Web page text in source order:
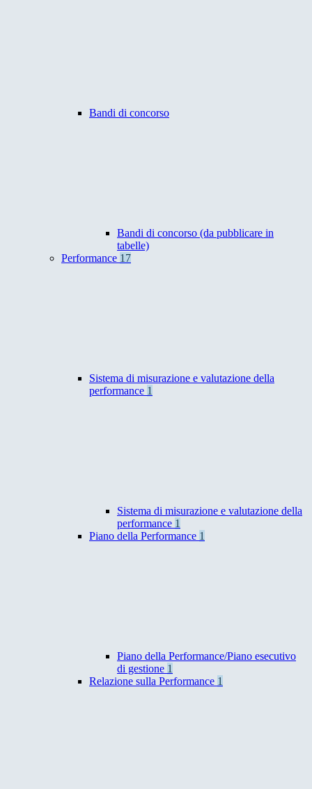
Bandi di concorso
Bandi di concorso (da pubblicare in
tabelle)
Performance 17
Sistema di misurazione e valutazione della
performance 1
Sistema di misurazione e valutazione della
performance 1
Piano della Performance 1
Piano della Performance/Piano esecutivo
di gestione 1
Relazione sulla Performance 1